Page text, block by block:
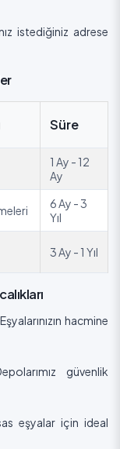
istediğiniz adrese
Süre
1 Ay - 12
Ay
6 Ay - 3
Yıl
3 Ay - 1 Yıl
Eşyalarınızın hacmine
güvenlik
eşyalar için ideal